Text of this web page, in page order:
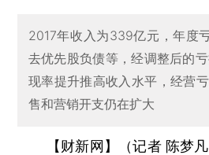
2017年收入为339亿元，年度
去优先股负债等，经调整后的
现率提升推高收入水平，经营
售和营销开支仍在扩大
【财新网】（记者 陈梦凡